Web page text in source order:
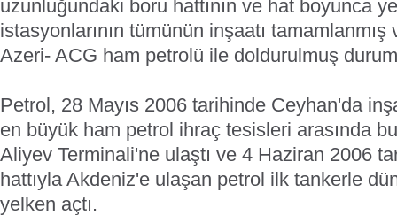
uzunluğundaki boru hattının ve hat boyunca
istasyonlarının tümünün inşaatı tamamlanmış
Azeri- ACG ham petrolü ile doldurulmuş
Petrol, 28 Mayıs 2006 tarihinde Ceyhan'da
en büyük ham petrol ihraç tesisleri arasında
Aliyev Terminali'ne ulaştı ve 4 Haziran 2006
hattıyla Akdeniz'e ulaşan petrol ilk tankerle
yelken açtı.